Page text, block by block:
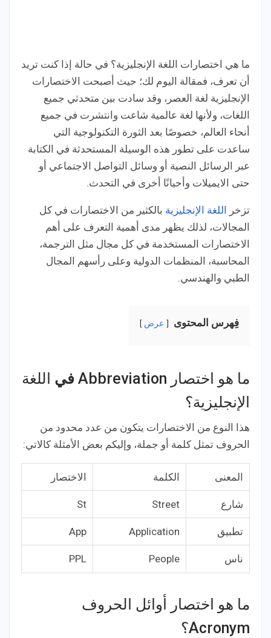
ما هي اختصارات اللغة الإنجليزية؟ في حالة إذا كنت تريد
أن تعرف، فمقالة اليوم لك؛ حيث أصبحت الاختصارات
الإنجليزية لغة العصر، وقد سادت بين متحدثي جميع
اللغات، ولأنها لغة عالمية شاعت وانتشرت في جميع
أنحاء العالم، خصوصًا بعد الثورة التكنولوجية التي
ساعدت على تطور هذه الوسيلة المستحدثة في الكتابة
عبر الرسائل النصية أو وسائل التواصل الاجتماعي أو
حتى الايميلات وأحيانًا أخرى في التحدث.
تزخر اللغة الإنجليزية بالكثير من الاختصارات في كل
المجالات، لذلك يظهر مدى أهمية التعرف على أهم
الاختصارات المستخدمة في كل مجال مثل الترجمة،
المحاسبة، المنظمات الدولية وعلى رأسهم المجال
الطبي والهندسي.
فِهرس المحتوى عرض
ما هو اختصار reviation في اللغة
الإنجليزية؟
هذا النوع من الاختصارات يتكون من عدد محدود من
الحروف تمثل كلمة أو جملة، وإليكم بعض الأمثلة كالاتي:
المعنى الكلمة الاختصار
شارع Street
St
تطبيق Application
App
ناس People
PPL
ما هو اختصار أوائل الحروف
Acronym؟